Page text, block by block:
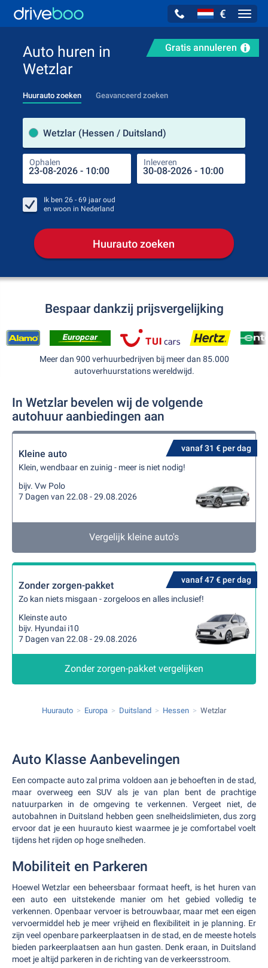
€
Gratis annuleren
Auto huren in
Wetzlar
Huurauto zoeken Geavanceerd zoeken
Wetzlar (Hessen / Duitsland)
Ophalen Inleveren
Ik ben 26 - 69 jaar oud
en woon in Nederland
Huurauto zoeken
Bespaar dankzij prijsvergelijking
Meer dan 900 verhuurbedrijven bij meer dan 85.000
autoverhuurstations wereldwijd.
In Wetzlar bevelen wij de volgende
autohuur aanbiedingen aan
vanaf 31 € per dag
Kleine auto
Klein, wendbaar en zuinig - meer is niet nodig!
bijv. Vw Polo
7 Dagen van 22.08 - 29.08.2026
Vergelijk kleine auto's
vanaf 47 € per dag
Zonder zorgen-pakket
Zo kan niets misgaan - zorgeloos en alles inclusief!
Kleinste auto
bijv. Hyundai i10
7 Dagen van 22.08 - 29.08.2026
Zonder zorgen-pakket vergelijken
Huurauto Europa Duitsland Hessen Wetzlar
Auto Klasse Aanbevelingen
Een compacte auto zal prima voldoen aan je behoeften in de stad,
maar overweeg een SUV als je van plan bent de prachtige
natuurparken in de omgeving te verkennen. Vergeet niet, de
autobahnen in Duitsland hebben geen snelheidslimieten, dus zorg
ervoor dat je een huurauto kiest waarmee je je comfortabel voelt
tijdens het rijden op hoge snelheden.
Mobiliteit en Parkeren
Hoewel Wetzlar een beheersbaar formaat heeft, is het huren van
een auto een uitstekende manier om het gebied volledig te
verkennen. Openbaar vervoer is betrouwbaar, maar met een eigen
vervoermiddel heb je meer vrijheid en flexibiliteit in je planning. Er
zijn veel openbare parkeerplaatsen in de stad, en de meeste hotels
bieden parkeerplaatsen aan hun gasten. Denk eraan, in Duitsland
moet je altijd parkeren in de richting van de verkeersstroom.